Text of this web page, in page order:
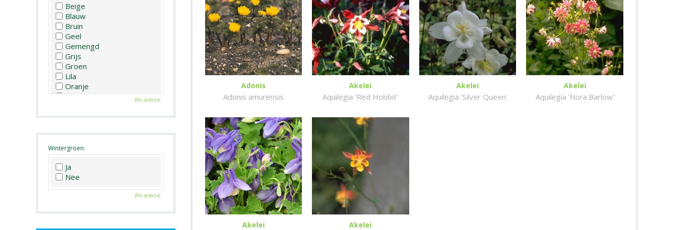
Adonis
Adonis amurensis
Akelei
Aquilegia 'Red Hobbit'
Akelei
Aquilegia 'Silver Queen'
Akelei
Aquilegia 'Nora Barlow'
Akelei Akelei
Beige
Blauw
Bruin
Geel
Gemengd
Grijs
Groen
Lila
Oranje
Paars
Wis selectie
Wintergroen:
Ja
Nee
Wis selectie